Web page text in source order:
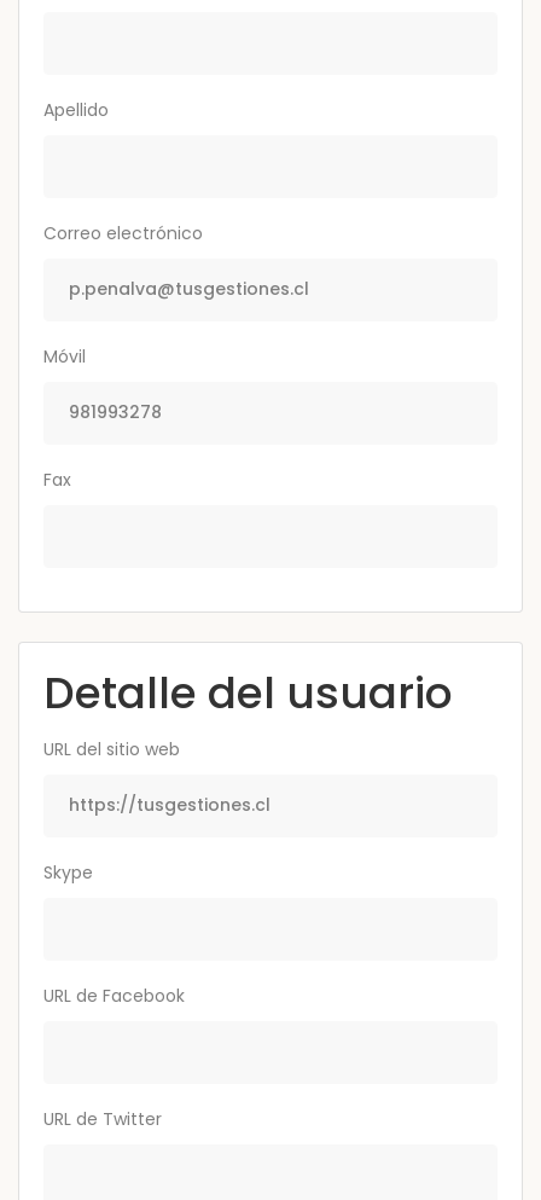
Apellido
Correo electrónico
Móvil
Fax
Detalle del usuario
URL del sitio web
Skype
URL de Facebook
URL de Twitter